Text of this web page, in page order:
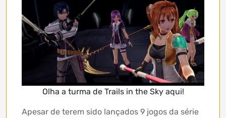
Olha a turma de Trails in the Sky aqui!
Apesar de terem sido lançados 9 jogos da série